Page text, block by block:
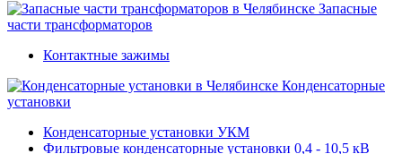
Запасные
части трансформаторов
Контактные зажимы
Конденсаторные
установки
Конденсаторные установки УКМ
Фильтровые конденсаторные установки 0,4 - 10,5 кВ